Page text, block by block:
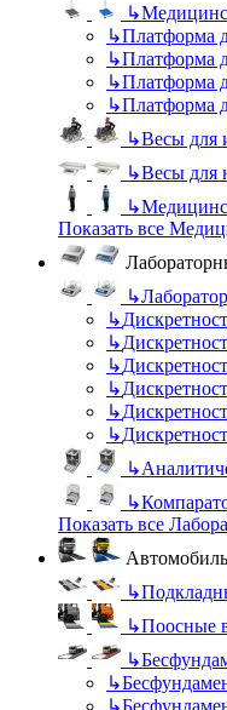
↳
↳Платформа
↳Платформа
↳Платформа
↳Платформа
↳Весы для
↳Весы для
↳
Показать все
↳
↳
↳
↳
↳
↳
↳
↳
↳
Показать все
↳
↳Поосные
↳
↳
↳